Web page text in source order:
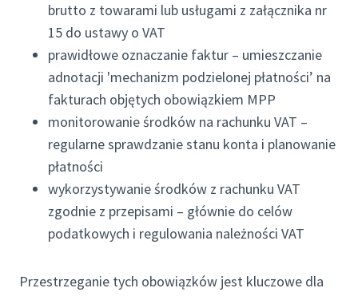
brutto z towarami lub usługami z załącznika nr
15 do ustawy o VAT
prawidłowe oznaczanie faktur – umieszczanie
adnotacji 'mechanizm podzielonej płatności’ na
fakturach objętych obowiązkiem MPP
monitorowanie środków na rachunku VAT –
regularne sprawdzanie stanu konta i planowanie
płatności
wykorzystywanie środków z rachunku VAT
zgodnie z przepisami – głównie do celów
podatkowych i regulowania należności VAT
Przestrzeganie tych obowiązków jest kluczowe dla